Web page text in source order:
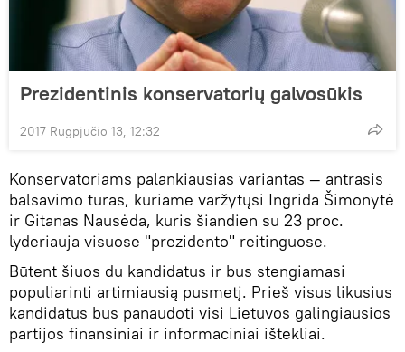
Prezidentinis konservatorių galvosūkis
2017 Rugpjūčio 13, 12:32
Konservatoriams palankiausias variantas — antrasis
balsavimo turas, kuriame varžytųsi Ingrida Šimonytė
ir Gitanas Nausėda, kuris šiandien su 23 proc.
lyderiauja visuose "prezidento" reitinguose.
Būtent šiuos du kandidatus ir bus stengiamasi
populiarinti artimiausią pusmetį. Prieš visus likusius
kandidatus bus panaudoti visi Lietuvos galingiausios
partijos finansiniai ir informaciniai ištekliai.